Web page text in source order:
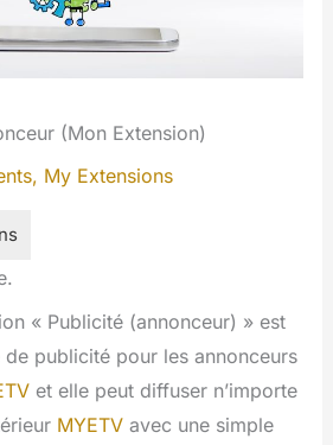
(Mon Extension)
, My Extensions
« Publicité (annonceur) » est
publicité pour les annonceurs
et elle peut diffuser n’importe
MYETVavec une simple